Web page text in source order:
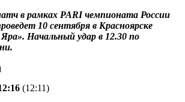
в рамках PARI чемпионата России
10 сентября в Красноярске
Начальный удар в 12.30 по
(12:11)